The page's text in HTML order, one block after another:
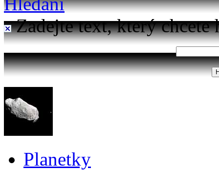
Zadejte text, který chcete
Planetky